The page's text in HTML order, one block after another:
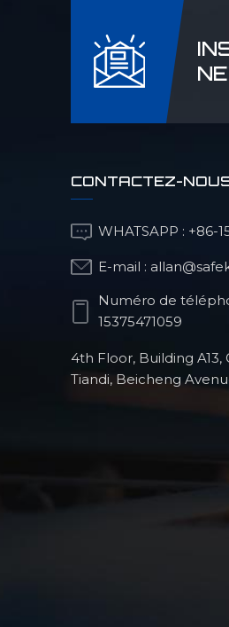
Pièces de
pour
pétrolière
précision
Partie de
Pièces de
CNC pour
CONTACTEZ-
WHATSAPP : +86-
E-mail :
Numéro de
15375471059
4th Floor, Building
Tiandi, Beicheng